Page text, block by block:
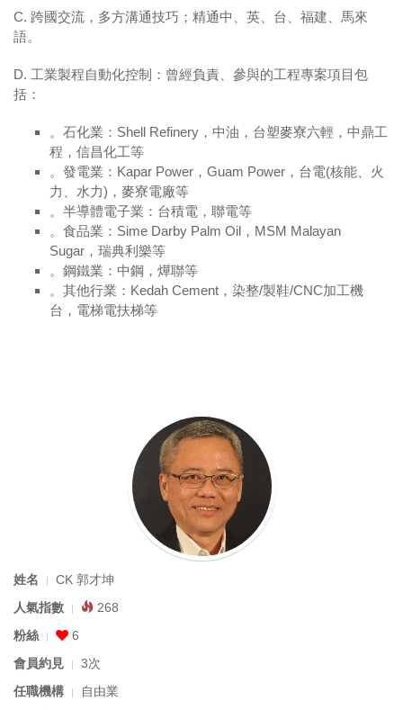
C. 跨國交流，多方溝通技巧；精通中、英、台、福建、馬來
語。
D. 工業製程自動化控制：曾經負責、參與的工程專案項目包
括：
。石化業： Shell Refinery ，中油，台塑麥寮六輕，中鼎工
程，信昌化工等
。發電業： Kapar Power ， Guam Power ，台電(核能、火
力、水力) ，麥寮電廠等
。半導體電子業：台積電，聯電等
。食品業： Sime Darby Palm Oil ， MSM Malayan
Sugar ，瑞典利樂等
。鋼鐵業：中鋼，燁聯等
。其他行業： Kedah Cement ，染整/製鞋/CNC加工機
台，電梯電扶梯等
姓名
CK 郭才坤
人氣指數
268
粉絲
6
會員約見
3次
任職機構
自由業